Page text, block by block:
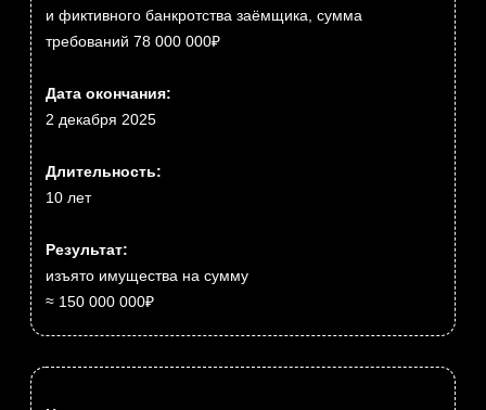
Кредитор имел дебиторскую задолженность по договору
подписанному лицом не имевшим прав на его
подписание. В результате тщательно проведено работы
задолженность взыскана с компании должника, её
руководителя и этого не уполномоченного лица.
на принудительное его исполнение, но не могла
получить реальных денег, поскольку должником была
Взыскана задолженность компании не смотря на
пропуск срока исковой давности. В результате чего
кредитор смог взыскать дебиторку, которую считал уже
безнадежной.